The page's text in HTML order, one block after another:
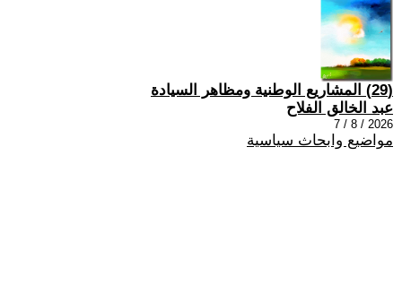
(29) المشاريع الوطنية ومظاهر السيادة
عبد الخالق الفلاح
2026 / 8 / 7
مواضيع وابحاث سياسية